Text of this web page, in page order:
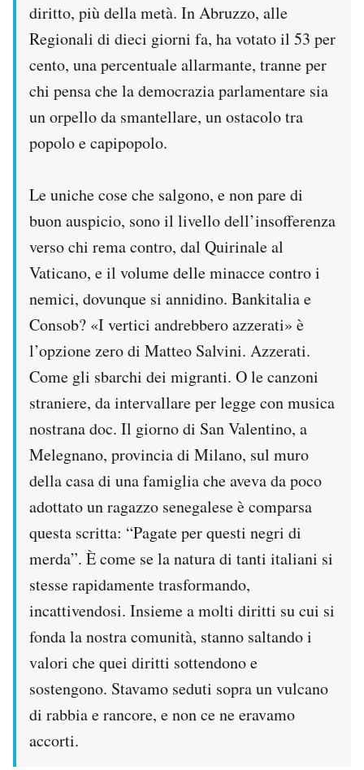
diritto, più della metà. In Abruzzo, alle
Regionali di dieci giorni fa, ha votato il 53 per
cento, una percentuale allarmante, tranne per
chi pensa che la democrazia parlamentare sia
un orpello da smantellare, un ostacolo tra
popolo e capipopolo.
Le uniche cose che salgono, e non pare di
buon auspicio, sono il livello dell’insofferenza
verso chi rema contro, dal Quirinale al
Vaticano, e il volume delle minacce contro i
nemici, dovunque si annidino. Bankitalia e
Consob? «I vertici andrebbero azzerati» è
l’opzione zero di Matteo Salvini. Azzerati.
Come gli sbarchi dei migranti. O le canzoni
straniere, da intervallare per legge con musica
nostrana doc. Il giorno di San Valentino, a
Melegnano, provincia di Milano, sul muro
della casa di una famiglia che aveva da poco
adottato un ragazzo senegalese è comparsa
questa scritta: “Pagate per questi negri di
merda”. È come se la natura di tanti italiani si
stesse rapidamente trasformando,
incattivendosi. Insieme a molti diritti su cui si
fonda la nostra comunità, stanno saltando i
valori che quei diritti sottendono e
sostengono. Stavamo seduti sopra un vulcano
di rabbia e rancore, e non ce ne eravamo
accorti.